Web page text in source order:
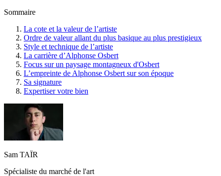
Sommaire
La cote et la valeur de l’artiste
Ordre de valeur allant du plus basique au plus prestigieux
Style et technique de l’artiste
La carrière d’Alphonse Osbert
Focus sur un paysage montagneux d'Osbert
L’empreinte de Alphonse Osbert sur son époque
Sa signature
Expertiser votre bien
Sam TAÏR
Spécialiste du marché de l'art